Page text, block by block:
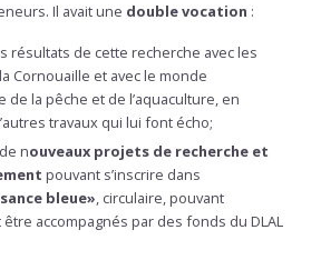
Il avait une double vocation :
résultats de cette recherche avec les
Cornouaille et avec le monde
de la pêche et de l’aquaculture, en
travaux qui lui font écho;
nouveaux projets de recherche et
pouvant s’inscrire dans
bleue», circulaire, pouvant
accompagnés par des fonds du DLAL